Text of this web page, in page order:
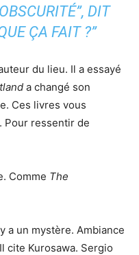
DIT
ÇA FAIT ?”
du lieu. Il a essayé
a changé son
Ces livres vous
Pour ressentir de
Comme The
a un mystère. Ambiance
cite Kurosawa. Sergio